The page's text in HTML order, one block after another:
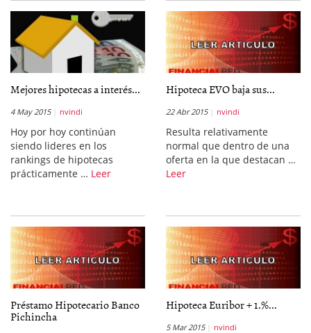
Mejores hipotecas a interés...
4 May 2015 nvindi
Hoy por hoy continúan
siendo lideres en los
rankings de hipotecas
prácticamente … Leer
Hipoteca EVO baja sus...
22 Abr 2015 nvindi
Resulta relativamente
normal que dentro de una
oferta en la que destacan …
Leer
Préstamo Hipotecario Banco
Pichincha
Hipoteca Euribor + 1.%...
5 Mar 2015 nvindi